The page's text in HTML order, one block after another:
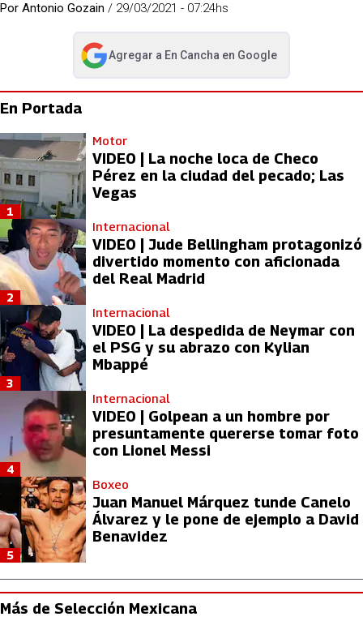
Por Antonio Gozain / 29/03/2021 - 07:24hs
Agregar a En Cancha en Google
abre en nueva pestaña
En Portada
Motor
VIDEO | La noche loca de Checo
Pérez en la ciudad del pecado; Las
Vegas
1
Internacional
VIDEO | Jude Bellingham protagonizó
divertido momento con aficionada
del Real Madrid
2
Internacional
VIDEO | La despedida de Neymar con
el PSG y su abrazo con Kylian
Mbappé
3
Internacional
VIDEO | Golpean a un hombre por
presuntamente quererse tomar foto
con Lionel Messi
4
Boxeo
Juan Manuel Márquez tunde Canelo
Álvarez y le pone de ejemplo a David
Benavidez
5
Más de Selección Mexicana